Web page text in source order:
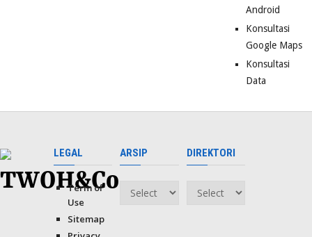
Android
Konsultasi
Google Maps
Konsultasi
Data
LEGAL
Term of
Use
Sitemap
ARSIP
Arsip
DIREKTORI
Direktori